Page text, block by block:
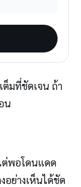
ต็มที่ชัดเจน ถ้า
น
ต่พอโดนแดด
ย่างเห็นได้ชัด